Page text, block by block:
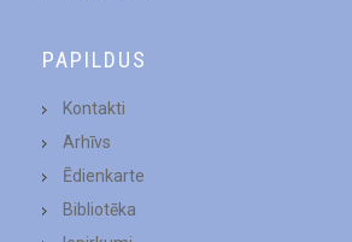
PAPILDUS
Kontakti
Arhīvs
Ēdienkarte
Bibliotēka